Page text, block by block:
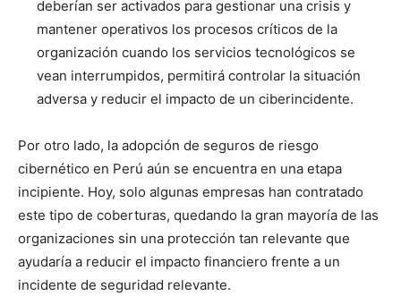
deberían ser activados para gestionar una crisis y
mantener operativos los procesos críticos de la
organización cuando los servicios tecnológicos se
vean interrumpidos, permitirá controlar la situación
adversa y reducir el impacto de un ciberincidente.
Por otro lado, la adopción de seguros de riesgo
cibernético en Perú aún se encuentra en una etapa
incipiente. Hoy, solo algunas empresas han contratado
este tipo de coberturas, quedando la gran mayoría de las
organizaciones sin una protección tan relevante que
ayudaría a reducir el impacto financiero frente a un
incidente de seguridad relevante.